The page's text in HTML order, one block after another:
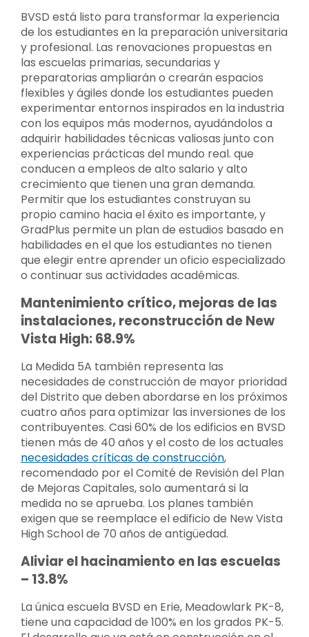
BVSD está listo para transformar la experiencia
de los estudiantes en la preparación universitaria
y profesional. Las renovaciones propuestas en
las escuelas primarias, secundarias y
preparatorias ampliarán o crearán espacios
flexibles y ágiles donde los estudiantes pueden
experimentar entornos inspirados en la industria
con los equipos más modernos, ayudándolos a
adquirir habilidades técnicas valiosas junto con
experiencias prácticas del mundo real. que
conducen a empleos de alto salario y alto
crecimiento que tienen una gran demanda.
Permitir que los estudiantes construyan su
propio camino hacia el éxito es importante, y
GradPlus permite un plan de estudios basado en
habilidades en el que los estudiantes no tienen
que elegir entre aprender un oficio especializado
o continuar sus actividades académicas.
Mantenimiento crítico, mejoras de las
instalaciones, reconstrucción de New
Vista High: 68.9%
La Medida 5A también representa las
necesidades de construcción de mayor prioridad
del Distrito que deben abordarse en los próximos
cuatro años para optimizar las inversiones de los
contribuyentes. Casi 60% de los edificios en BVSD
tienen más de 40 años y el costo de los actuales
necesidades críticas de construcción,
recomendado por el Comité de Revisión del Plan
de Mejoras Capitales, solo aumentará si la
medida no se aprueba. Los planes también
exigen que se reemplace el edificio de New Vista
High School de 70 años de antigüedad.
Aliviar el hacinamiento en las escuelas
– 13.8%
La única escuela BVSD en Erie, Meadowlark PK-8,
tiene una capacidad de 100% en los grados PK-5.